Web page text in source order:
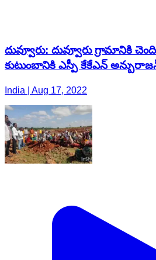
దువ్వూరు: దువ్వూరు గ్రామానికి
కుటుంబానికి ఎస్పీ కేకేఎన్
India | Aug 17, 2022